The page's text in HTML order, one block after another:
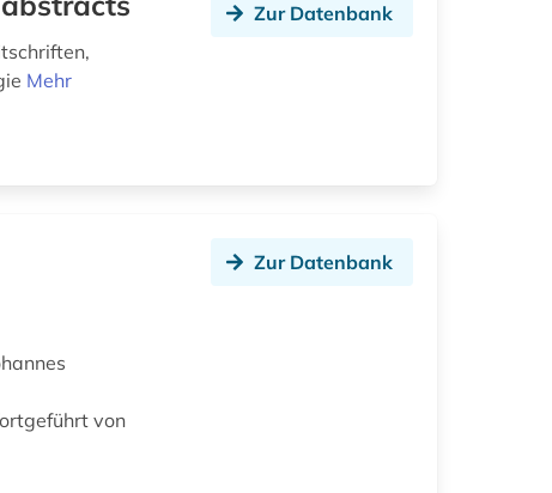
Mehr
Zur Datenbank
von
Zur Datenbank